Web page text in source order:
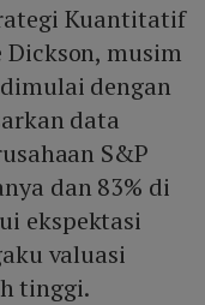
Kuantitatif
musim
dengan
data
S&P
dan 83% di
ekspektasi
valuasi
tinggi.